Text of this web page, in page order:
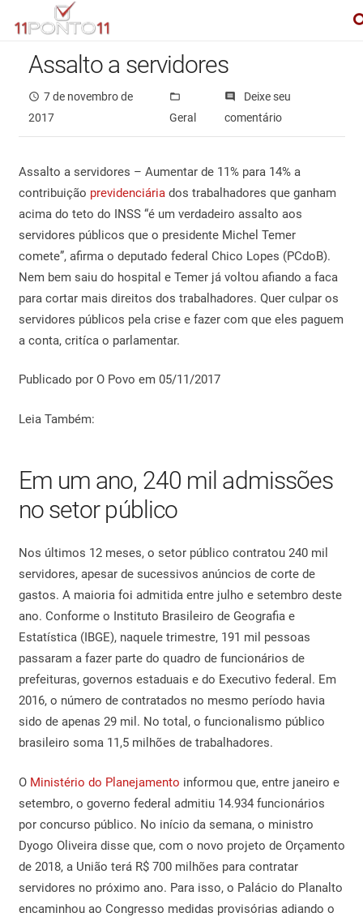
Assalto a servidores
access_time 7 de novembro de
2017
folder_open
Geral
commentsDeixe seu
comentário
Assalto a servidores – Aumentar de 11% para 14% a
contribuição previdenciária dos trabalhadores que ganham
acima do teto do INSS “é um verdadeiro assalto aos
servidores públicos que o presidente Michel Temer
comete”, afirma o deputado federal Chico Lopes (PCdoB).
Nem bem saiu do hospital e Temer já voltou afiando a faca
para cortar mais direitos dos trabalhadores. Quer culpar os
servidores públicos pela crise e fazer com que eles paguem
a conta, critíca o parlamentar.
Publicado por O Povo em 05/11/2017
Leia Também:
Em um ano, 240 mil admissões
no setor público
Nos últimos 12 meses, o setor público contratou 240 mil
servidores, apesar de sucessivos anúncios de corte de
gastos. A maioria foi admitida entre julho e setembro deste
ano. Conforme o Instituto Brasileiro de Geografia e
Estatística (IBGE), naquele trimestre, 191 mil pessoas
passaram a fazer parte do quadro de funcionários de
prefeituras, governos estaduais e do Executivo federal. Em
2016, o número de contratados no mesmo período havia
sido de apenas 29 mil. No total, o funcionalismo público
brasileiro soma 11,5 milhões de trabalhadores.
O Ministério do Planejamento informou que, entre janeiro e
setembro, o governo federal admitiu 14.934 funcionários
por concurso público. No início da semana, o ministro
Dyogo Oliveira disse que, com o novo projeto de Orçamento
de 2018, a União terá R$ 700 milhões para contratar
servidores no próximo ano. Para isso, o Palácio do Planalto
encaminhou ao Congresso medidas provisórias adiando o